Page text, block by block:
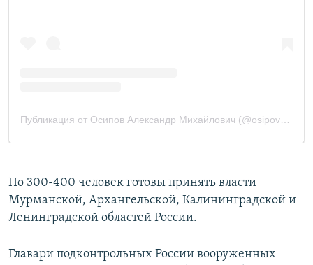
По 300-400 человек готовы принять власти
Мурманской, Архангельской, Калининградской и
Ленинградской областей России.
Главари подконтрольных России вооруженных